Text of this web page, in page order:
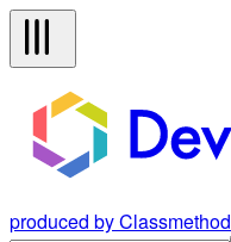
produced by Classmethod